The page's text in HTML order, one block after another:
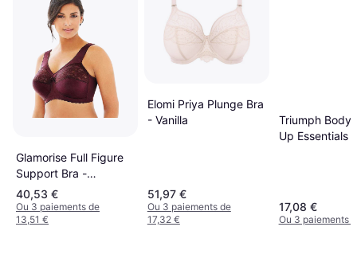
Glamorise Full Figure
Support Bra -
Burgundy
40,53 €
Ou 3 paiements de
13,51 €
Elomi Priya Plunge Bra
- Vanilla
51,97 €
Ou 3 paiements de
17,32 €
Triumph Body
Up Essentials
17,08 €
Ou 3 paiements